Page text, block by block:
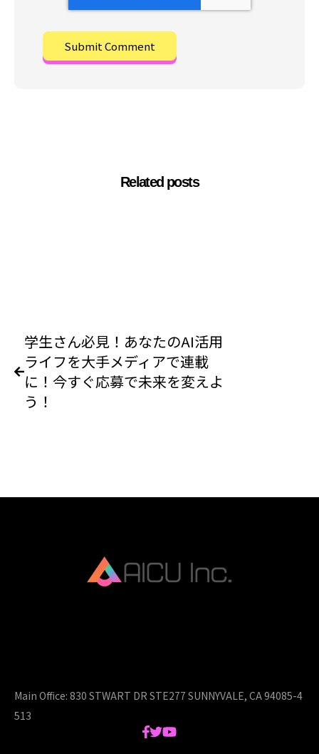
Related posts
学生さん必見！あなたのAI活用
ライフを大手メディアで連載
に！今すぐ応募で未来を変えよ
う！
Main Office: 830 STWART DR STE277 SUNNYVALE, CA 94085-4
513